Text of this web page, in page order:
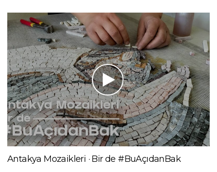
Antakya Mozaikleri · Bir de #BuAçıdanBak